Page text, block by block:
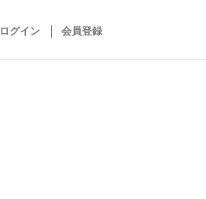
ログイン 会員登録